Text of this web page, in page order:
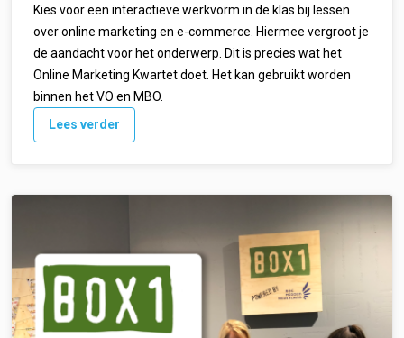
Kies voor een interactieve werkvorm in de klas bij lessen
over online marketing en e-commerce. Hiermee vergroot je
de aandacht voor het onderwerp. Dit is precies wat het
Online Marketing Kwartet doet. Het kan gebruikt worden
binnen het VO en MBO.
Lees verder